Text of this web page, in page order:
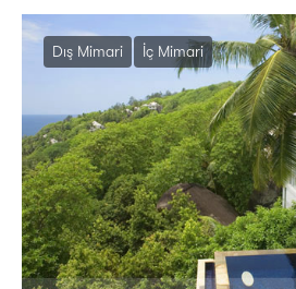
Dış Mimari İç Mimari